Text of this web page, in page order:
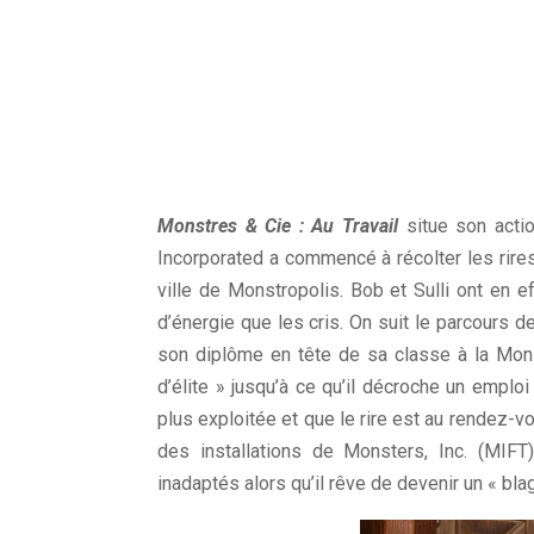
Monstres & Cie : Au Travail situe son
Incorporated a commencé à récolter les
ville de Monstropolis. Bob et Sulli ont en
d’énergie que les cris. On suit le parcours
son diplôme en tête de sa classe à la
d’élite » jusqu’à ce qu’il décroche un
plus exploitée et que le rire est au rendez-
des installations de Monsters, Inc.
inadaptés alors qu’il rêve de devenir un «